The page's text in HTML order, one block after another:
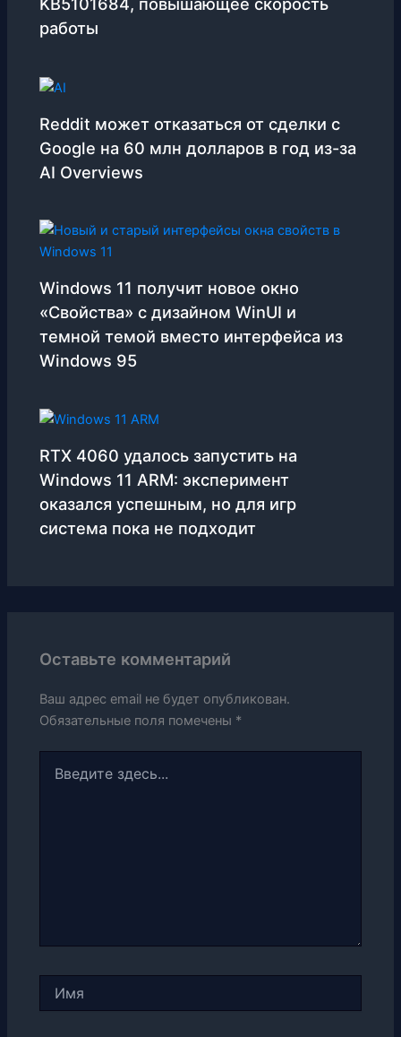
KB5101684, повышающее скорость
работы
Reddit может отказаться от сделки с
Google на 60 млн долларов в год из-за
AI Overviews
Windows 11 получит новое окно
«Свойства» с дизайном WinUI и
темной темой вместо интерфейса из
Windows 95
RTX 4060 удалось запустить на
Windows 11 ARM: эксперимент
оказался успешным, но для игр
система пока не подходит
Оставьте комментарий
Ваш адрес email не будет опубликован.
Обязательные поля помечены *
здесь...